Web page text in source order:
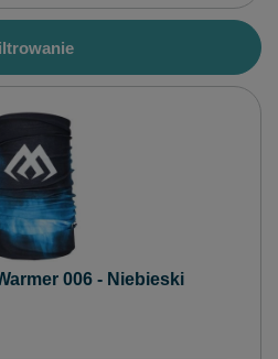
006 - Niebieski